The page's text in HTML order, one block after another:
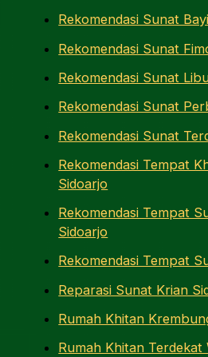
Rekomendasi Sunat
Rekomendasi Sunat
Rekomendasi Sunat
Rekomendasi Sunat
Rekomendasi Sunat
Rekomendasi Tempat
Sidoarjo
Rekomendasi Tempat
Sidoarjo
Rekomendasi Tempat
Reparasi Sunat Krian
Rumah Khitan
Rumah Khitan